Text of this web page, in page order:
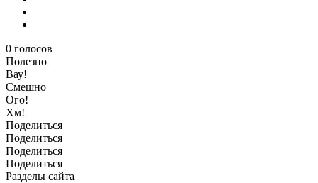
0 голосов
Полезно
Вау!
Смешно
Ого!
Хм!
Поделиться
Поделиться
Поделиться
Поделиться
Разделы сайта